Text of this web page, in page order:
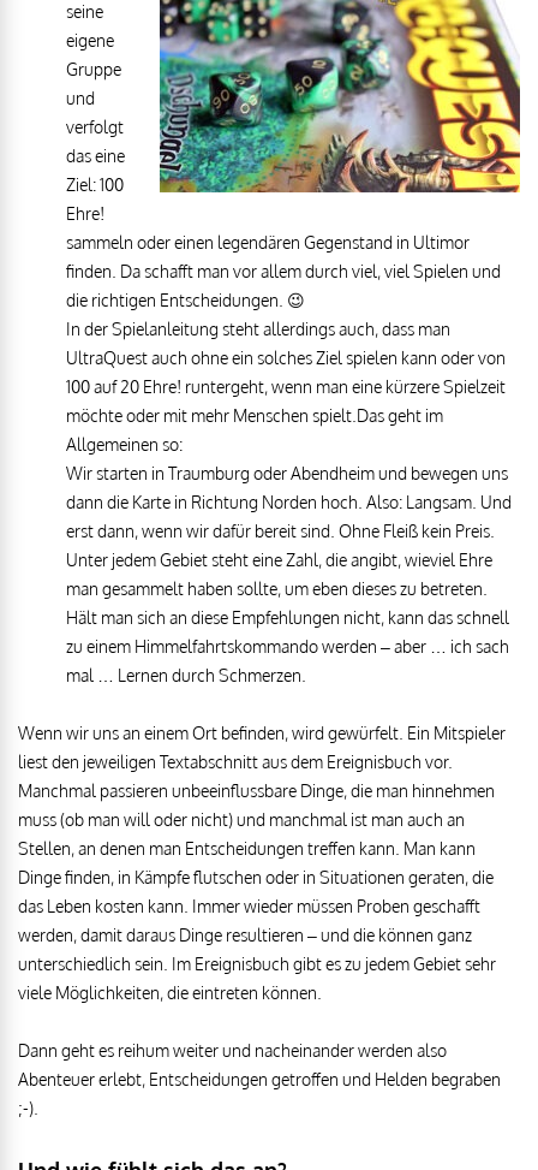
seine
eigene
Gruppe
und
verfolgt
das eine
Ziel: 100
Ehre!
sammeln oder einen legendären Gegenstand in Ultimor
finden. Da schafft man vor allem durch viel, viel Spielen und
die richtigen Entscheidungen. 😉
In der Spielanleitung steht allerdings auch, dass man
UltraQuest auch ohne ein solches Ziel spielen kann oder von
100 auf 20 Ehre! runtergeht, wenn man eine kürzere Spielzeit
möchte oder mit mehr Menschen spielt.Das geht im
Allgemeinen so:
Wir starten in Traumburg oder Abendheim und bewegen uns
dann die Karte in Richtung Norden hoch. Also: Langsam. Und
erst dann, wenn wir dafür bereit sind. Ohne Fleiß kein Preis.
Unter jedem Gebiet steht eine Zahl, die angibt, wieviel Ehre
man gesammelt haben sollte, um eben dieses zu betreten.
Hält man sich an diese Empfehlungen nicht, kann das schnell
zu einem Himmelfahrtskommando werden – aber … ich sach
mal … Lernen durch Schmerzen.
Wenn wir uns an einem Ort befinden, wird gewürfelt. Ein Mitspieler
liest den jeweiligen Textabschnitt aus dem Ereignisbuch vor.
Manchmal passieren unbeeinflussbare Dinge, die man hinnehmen
muss (ob man will oder nicht) und manchmal ist man auch an
Stellen, an denen man Entscheidungen treffen kann. Man kann
Dinge finden, in Kämpfe flutschen oder in Situationen geraten, die
das Leben kosten kann. Immer wieder müssen Proben geschafft
werden, damit daraus Dinge resultieren – und die können ganz
unterschiedlich sein. Im Ereignisbuch gibt es zu jedem Gebiet sehr
viele Möglichkeiten, die eintreten können.
Dann geht es reihum weiter und nacheinander werden also
Abenteuer erlebt, Entscheidungen getroffen und Helden begraben
;-).